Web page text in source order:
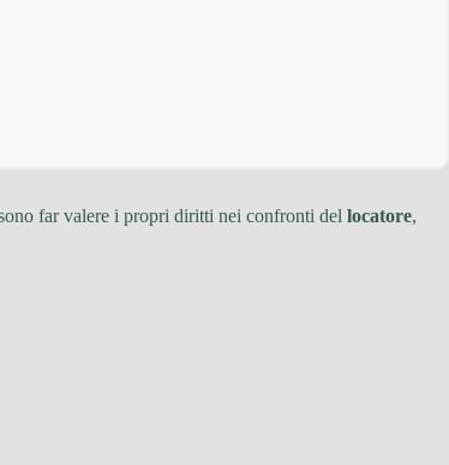
far valere i propri diritti nei confronti del locatore,